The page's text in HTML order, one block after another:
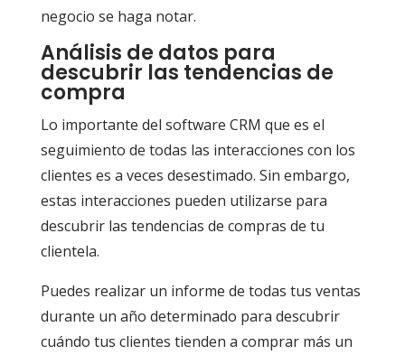
negocio se haga notar.
Análisis de datos para
descubrir las tendencias de
compra
Lo importante del software CRM que es el
seguimiento de todas las interacciones con los
clientes es a veces desestimado. Sin embargo,
estas interacciones pueden utilizarse para
descubrir las tendencias de compras de tu
clientela.
Puedes realizar un informe de todas tus ventas
durante un año determinado para descubrir
cuándo tus clientes tienden a comprar más un